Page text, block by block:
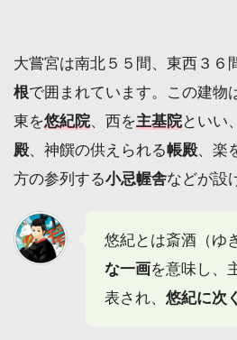
大嘗宮は南北５５間、東西３６
根で囲まれています。この建物
東を悠紀院、西を主基院といい
殿、神饌の供えられる帳殿、楽
方の参列する小忌幄舎などが設
悠紀とは斎酒（ゆ
な一画を意味し、
表され、 悠紀に次